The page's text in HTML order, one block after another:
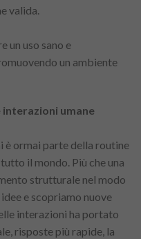
valida.
un uso sano e
un ambiente
interazioni umane
è ormai parte della routine
il mondo. Più che una
strutturale nel modo
e scopriamo nuove
interazioni ha portato
risposte più rapide, la